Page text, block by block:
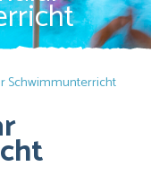
Schwimmunterricht